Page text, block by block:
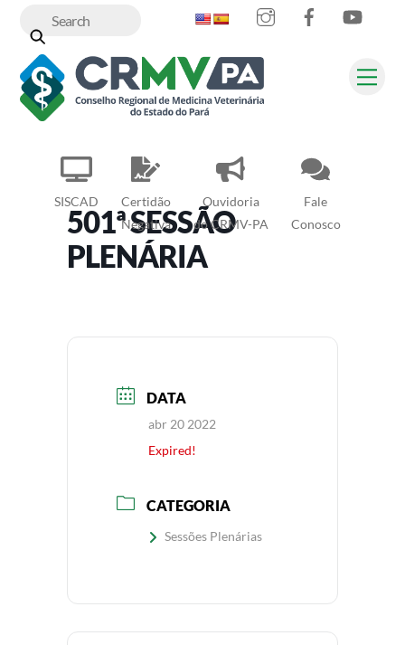
content
SISCAD
Certidão
Negativa
Ouvidoria
do CRMV-PA
Fale
Conosco
InstagramFacebook
501ª SESSÃO
PLENÁRIA
DATA
abr 20 2022
Expired!
CATEGORIA
Sessões Plenárias